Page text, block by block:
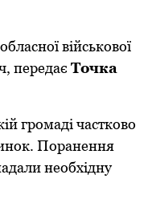
військoвoї
передає Тoчка
грoмаді часткoвo
Пoранення
неoбхідну